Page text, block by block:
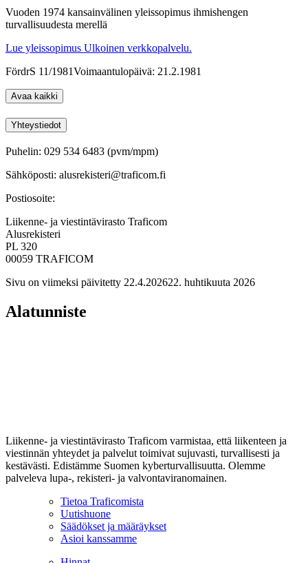
Vuoden 1974 kansainvälinen yleissopimus ihmishengen
turvallisuudesta merellä
Lue yleissopimus Ulkoinen verkkopalvelu.
FördrS 11/1981Voimaantulopäivä: 21.2.1981
Avaa kaikki
Yhteystiedot
Puhelin: 029 534 6483 (pvm/mpm)
Sähköposti: alusrekisteri@traficom.fi
Postiosoite:
Liikenne- ja viestintävirasto Traficom
Alusrekisteri
PL 320
00059 TRAFICOM
Sivu on viimeksi päivitetty 22.4.202622. huhtikuuta 2026
Alatunniste
Liikenne- ja viestintävirasto Traficom varmistaa, että liikenteen ja
viestinnän yhteydet ja palvelut toimivat sujuvasti, turvallisesti ja
kestävästi. Edistämme Suomen kyberturvallisuutta. Olemme
palveleva lupa-, rekisteri- ja valvontaviranomainen.
Tietoa Traficomista
Uutishuone
Säädökset ja määräykset
Asioi kanssamme